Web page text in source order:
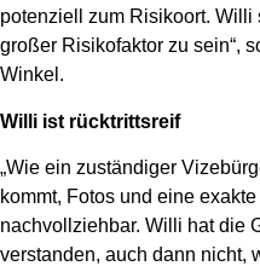
potenziell zum Risikoort.
großer Risikofaktor zu sein“,
Winkel.
Willi ist rücktrittsreif
„Wie ein zuständiger
kommt, Fotos und eine
nachvollziehbar. Willi hat die
verstanden, auch dann nicht,